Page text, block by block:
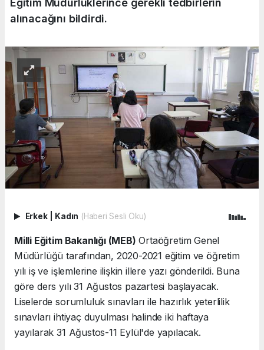
alınacağını bildirdi.
Erkek Kadın (Haberi Sesli Oku)
Milli Eğitim Bakanlığı (MEB) Ortaöğretim Genel
Müdürlüğü tarafından, 2020-2021 eğitim ve öğretim
yılı iş ve işlemlerine ilişkin illere yazı gönderildi. Buna
göre ders yılı 31 Ağustos pazartesi başlayacak.
Liselerde sorumluluk sınavları ile hazırlık yeterlilik
sınavları ihtiyaç duyulması halinde iki haftaya
yayılarak 31 Ağustos-11 Eylül'de yapılacak.